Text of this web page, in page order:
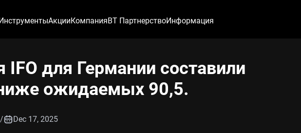
АкцииКомпанияВТ ПартнерствоИнформация
для Германии составили
ожидаемых 90,5.
/ Dec 17, 2025